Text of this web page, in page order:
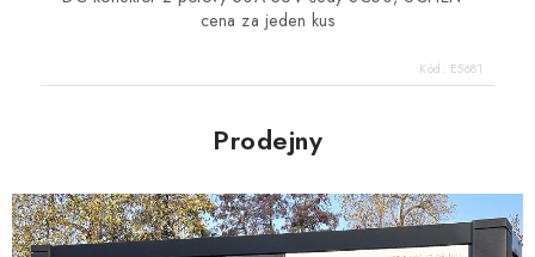
cena za jeden kus
Kód: E5681
Prodejny